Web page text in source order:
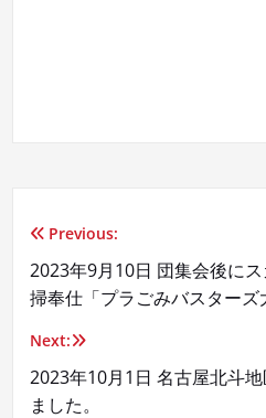
投
稿
ナ
ビ
Previous:
2023年9月10日 団集会後に
掃奉仕「プラごみバスターズ
Next:
2023年10月1日 名古屋北斗
ました。